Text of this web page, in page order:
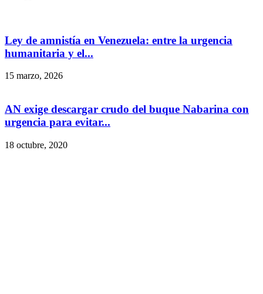
Ley de amnistía en Venezuela: entre la urgencia
humanitaria y el...
15 marzo, 2026
AN exige descargar crudo del buque Nabarina con
urgencia para evitar...
18 octubre, 2020